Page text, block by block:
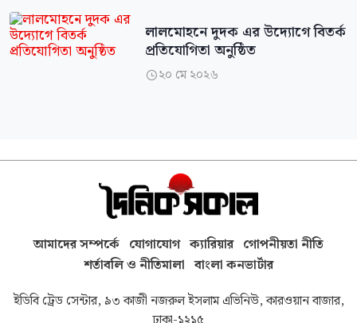
লালমোহনে দুদক এর উদ্যোগে বিতর্ক
প্রতিযোগিতা অনুষ্ঠিত
২০ মে ২০২৬
আমাদের সম্পর্কে যোগাযোগ ক্যারিয়ার গোপনীয়তা নীতি
শর্তাবলি ও নীতিমালা বাংলা কনভার্টার
ইডিবি ট্রেড সেন্টার, ৯৩ কাজী নজরুল ইসলাম এভিনিউ, কারওয়ান বাজার,